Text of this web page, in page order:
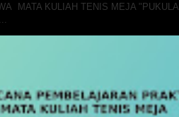
MATA KULIAH TENIS MEJA